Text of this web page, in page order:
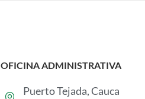
OFICINA ADMINISTRATIVA
Puerto Tejada, Cauca